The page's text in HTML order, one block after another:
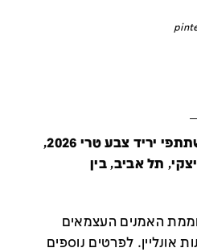
קטלוג זה מציג את כל משתתפי יריד צבע טרי 2026,
תל אביב, בין
האמנים העצמאים
אונליין. לפרטים נוספים